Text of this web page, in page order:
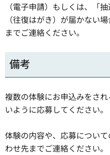
（電子申請）もしくは、「
（往復はがき）が届かない
までご連絡ください。
備考
複数の体験にお申込みをさ
いように応募してください。
体験の内容や、応募につい
わせ先までご連絡ください。